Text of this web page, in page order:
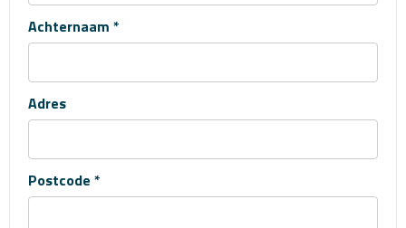
Achternaam *
Adres
Postcode *